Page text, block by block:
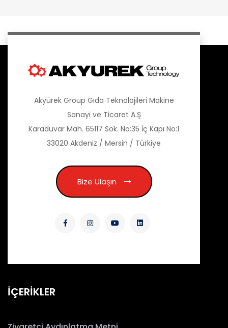
Akyürek Group Gıda Teknolojileri Makine
Sanayi ve Ticaret A.Ş
Karaduvar Mah. 65117 Sok. No:35 İç Kapı No:1
33020 Akdeniz / Mersin / Türkiye
Bize Ulaşın
İÇERİKLER